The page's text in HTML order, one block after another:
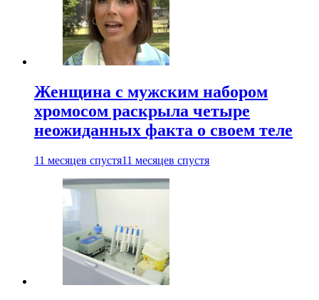
Женщина с мужским набором
хромосом раскрыла четыре
неожиданных факта о своем теле
11 месяцев спустя11 месяцев спустя